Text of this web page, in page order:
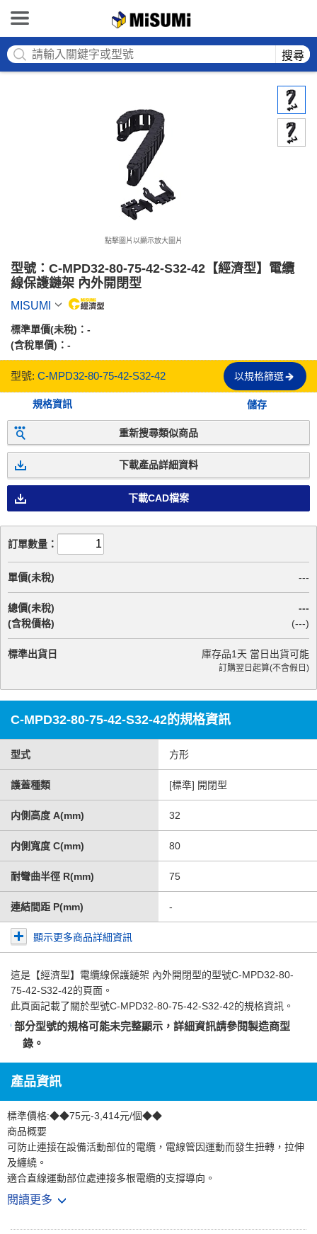
搜尋
點擊圖片以顯示放大圖片
型號：C-MPD32-80-75-42-S32-42【經濟型】電纜
線保護鏈架 內外開閉型
MISUMI
標準單價(未稅)： -
(含稅單價)： -
型號: C-MPD32-80-75-42-S32-42 以規格篩選
規格資訊 儲存
重新搜尋類似商品
下載產品詳細資料
下載CAD檔案
訂單數量：
單價(未稅) ---
總價(未稅)
(含稅價格)
---
(---)
標準出貨日 庫存品1天 當日出貨可能
訂購翌日起算(不含假日)
C-MPD32-80-75-42-S32-42的規格資訊
型式 方形
護蓋種類 [標準] 開閉型
内側高度 A(mm) 32
内側寬度 C(mm) 80
耐彎曲半徑 R(mm) 75
連結間距 P(mm) -
顯示更多商品詳細資訊
這是 【經濟型】電纜線保護鏈架 內外開閉型的型號C-MPD32-80-
75-42-S32-42的頁面。
此頁面記載了關於型號C-MPD32-80-75-42-S32-42的規格資訊。
部分型號的規格可能未完整顯示，詳細資訊請參閱製造商型
錄 。
產品資訊
標準價格:◆◆75元-3,414元/個◆◆
商品概要
可防止連接在設備活動部位的電纜，電線管因運動而發生扭轉，拉伸
及纏繞。
適合直線運動部位處連接多根電纜的支撐導向。
閱讀更多